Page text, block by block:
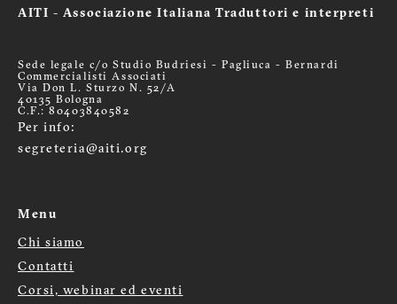
AITI - Associazione Italiana Traduttori e interpreti
Sede legale c/o Studio Budriesi - Pagliuca - Bernardi
Commercialisti Associati
Via Don L. Sturzo N. 52/A
40135 Bologna
C.F.: 80403840582
Per info:
segreteria@aiti.org
Menu
Menù
footer
Chi siamo
Contatti
Corsi, webinar ed eventi